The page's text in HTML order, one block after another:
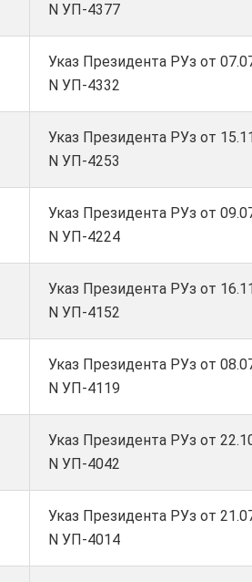
N УП-4377
Указ Президента РУз от
N УП-4332
Указ Президента РУз от
N УП-4253
Указ Президента РУз от
N УП-4224
Указ Президента РУз от
N УП-4152
Указ Президента РУз от
N УП-4119
Указ Президента РУз от
N УП-4042
Указ Президента РУз от
N УП-4014